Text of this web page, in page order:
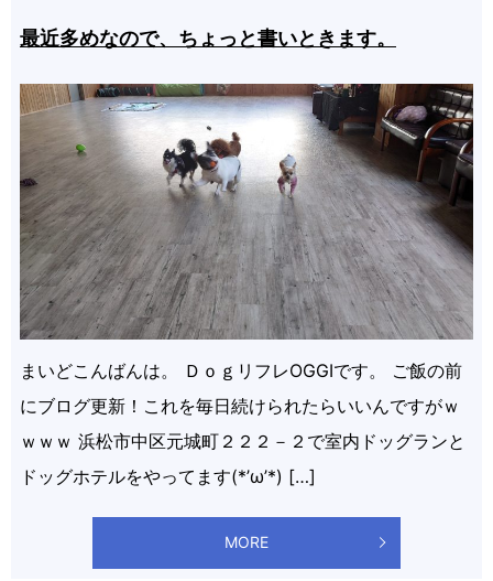
最近多めなので、ちょっと書いときます。
まいどこんばんは。 ＤｏｇリフレOGGIです。 ご飯の前
にブログ更新！これを毎日続けられたらいいんですがｗ
ｗｗｗ 浜松市中区元城町２２２－２で室内ドッグランと
ドッグホテルをやってます(*’ω’*) […]
MORE